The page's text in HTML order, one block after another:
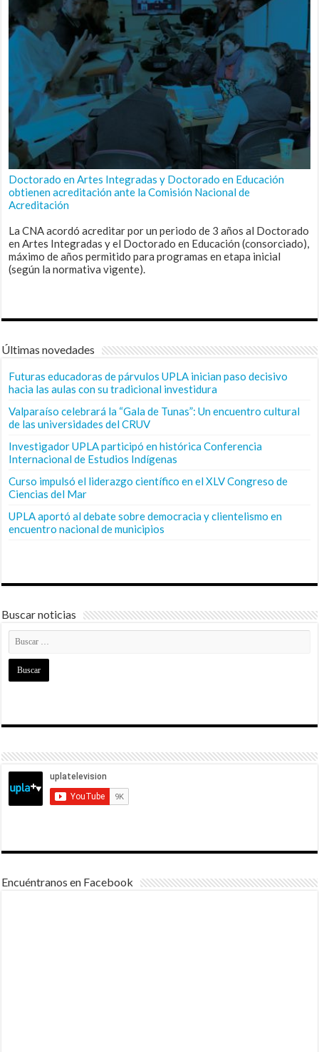
Doctorado en Artes Integradas y Doctorado en Educación
obtienen acreditación ante la Comisión Nacional de
Acreditación
La CNA acordó acreditar por un periodo de 3 años al Doctorado
en Artes Integradas y el Doctorado en Educación (consorciado),
máximo de años permitido para programas en etapa inicial
(según la normativa vigente).
Últimas novedades
Futuras educadoras de párvulos UPLA inician paso decisivo
hacia las aulas con su tradicional investidura
Valparaíso celebrará la “Gala de Tunas”: Un encuentro cultural
de las universidades del CRUV
Investigador UPLA participó en histórica Conferencia
Internacional de Estudios Indígenas
Curso impulsó el liderazgo científico en el XLV Congreso de
Ciencias del Mar
UPLA aportó al debate sobre democracia y clientelismo en
encuentro nacional de municipios
Buscar noticias
Encuéntranos en Facebook